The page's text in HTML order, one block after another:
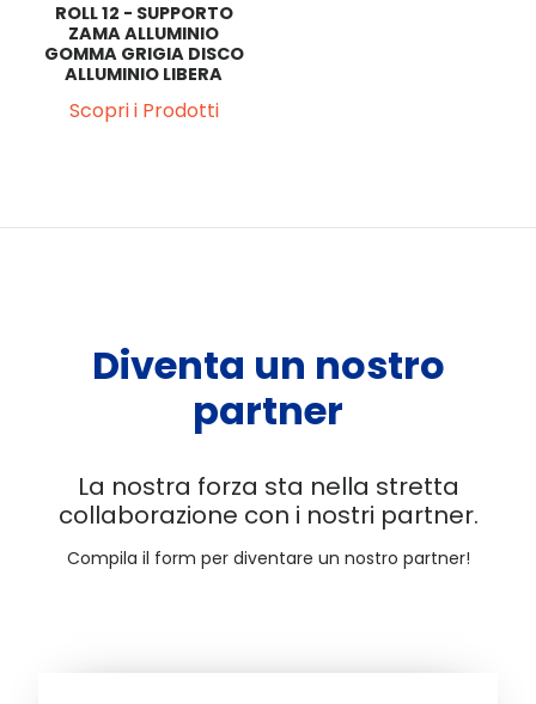
ROLL 12 - SUPPORTO
ZAMA ALLUMINIO
GOMMA GRIGIA DISCO
ALLUMINIO LIBERA
Scopri i Prodotti
Diventa un nostro
partner
La nostra forza sta nella stretta
collaborazione con i nostri partner.
Compila il form per diventare un nostro partner!